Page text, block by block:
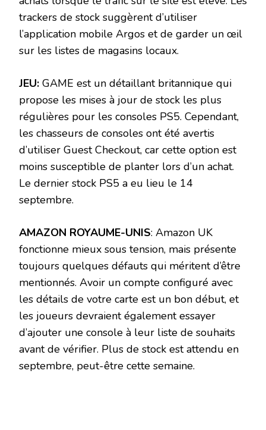
trackers de stock suggèrent d’utiliser
l’application mobile Argos et de garder un œil
sur les listes de magasins locaux.
JEU: GAME est un détaillant britannique qui
propose les mises à jour de stock les plus
régulières pour les consoles PS5. Cependant,
les chasseurs de consoles ont été avertis
d’utiliser Guest Checkout, car cette option est
moins susceptible de planter lors d’un achat.
Le dernier stock PS5 a eu lieu le 14
septembre.
AMAZON ROYAUME-UNIS: Amazon UK
fonctionne mieux sous tension, mais présente
toujours quelques défauts qui méritent d’être
mentionnés. Avoir un compte configuré avec
les détails de votre carte est un bon début, et
les joueurs devraient également essayer
d’ajouter une console à leur liste de souhaits
avant de vérifier. Plus de stock est attendu en
septembre, peut-être cette semaine.